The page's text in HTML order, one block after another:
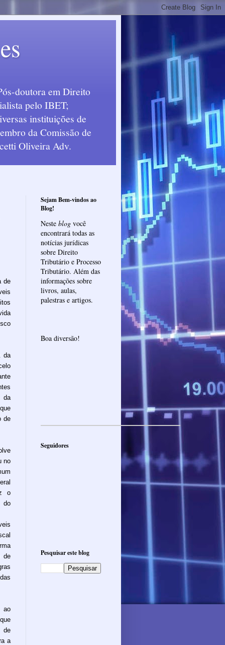
doutora em Direito
pelo IBET;
instituições de
da Comissão de
Oliveira Adv.
de
da
da
de
no
o
do
de
ao
de
a
Sejam Bem-vindos ao
Blog!
Neste blog você
encontrará todas as
notícias jurídicas
sobre Direito
Tributário e Processo
Tributário. Além das
informações sobre
livros, aulas,
palestras e artigos.
Boa diversão!
Seguidores
Pesquisar este blog